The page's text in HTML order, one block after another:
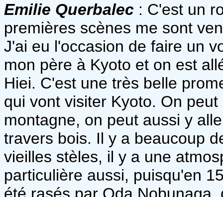
Emilie Querbalec : C'est un
premières scènes me sont
J'ai eu l'occasion de faire un
mon père à Kyoto et on est
Hiei. C'est une très belle
qui vont visiter Kyoto. On
montagne, on peut aussi y
travers bois. Il y a beaucoup
vieilles stèles, il y a une
particulière aussi, puisqu'en